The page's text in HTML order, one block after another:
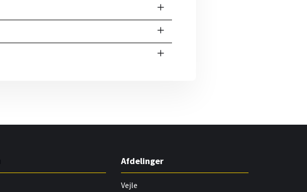
Afdelinger
Vejle